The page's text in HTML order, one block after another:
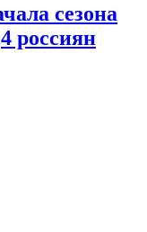
сезона
россиян